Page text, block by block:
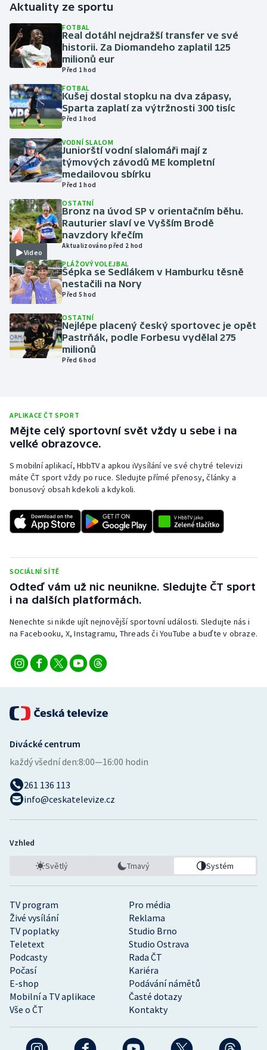
Gymnastika
Házená
Jezdectví
Judo
Krasobruslení
Lezení
Lyže a snowboard
Moderní pětiboj
Motorsport
Olympijské hry
Parasport
Plavání
Plážový volejbal
Rychlobruslení
Rychlostní kanoistika
Short track
Sportovní střelba
Stolní tenis
Veslování
Volejbal
Ostatní
Aktuality ze sportu
FOTBAL
Real dotáhl nejdražší transfer ve své
historii. Za Diomandeho zaplatil 125
milionů eur
Před 1 hod
FOTBAL
Kušej dostal stopku na dva zápasy,
Sparta zaplatí za výtržnosti 300 tisíc
Před 1 hod
VODNÍ SLALOM
Juniorští vodní slalomáři mají z
týmových závodů ME kompletní
medailovou sbírku
Před 1 hod
Video
OSTATNÍ
Bronz na úvod SP v orientačním běhu.
Rauturier slaví ve Vyšším Brodě
navzdory křečím
Aktualizováno před 2 hod
PLÁŽOVÝ VOLEJBAL
Šépka se Sedlákem v Hamburku těsně
nestačili na Nory
Před 5 hod
OSTATNÍ
Nejlépe placený český sportovec je opět
Pastrňák, podle Forbesu vydělal 275
milionů
Před 6 hod
APLIKACE ČT SPORT
Mějte celý sportovní svět vždy u sebe i na
velké obrazovce.
S mobilní aplikací, HbbTV a apkou iVysílání ve své chytré televizi
máte ČT sport vždy po ruce. Sledujte přímé přenosy, články a
bonusový obsah kdekoli a kdykoli.
SOCIÁLNÍ SÍTĚ
Odteď vám už nic neunikne. Sledujte ČT sport
i na dalších platformách.
Nenechte si nikde ujít nejnovější sportovní události. Sledujte nás i
na Facebooku, X, Instagramu, Threads či YouTube a buďte v obraze.
TV program
Pro média
Živé vysílání
Reklama
TV poplatky
Studio Brno
Teletext
Studio Ostrava
Podcasty
Rada ČT
Počasí
Kariéra
E-shop
Podávání námětů
Mobilní a TV aplikace
Časté dotazy
Vše o ČT
Kontakty
Divácké centrum
každý všední den:8:00—16:00 hodin
261 136 113
info@ceskatelevize.cz
Vzhled
Světlý Tmavý Systém